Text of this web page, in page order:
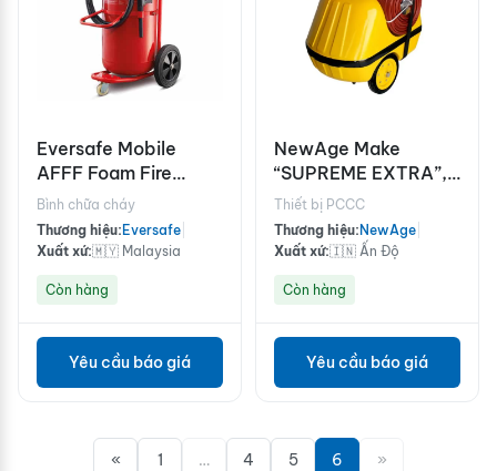
Eversafe Mobile
AFFF Foam Fire
Extinguishers
Bình chữa cháy
Thương hiệu: Eversafe
Xuất xứ:🇲🇾 Malaysia
Còn hàng
Yêu cầu báo giá
NewAge Make
“SUPREME EXTRA”,
brand fire hose with
couplings
Thiết bị PCCC
Thương hiệu: NewAge
Xuất xứ:🇮🇳 Ấn Độ
Còn hàng
Yêu cầu báo giá
« 1 … 4 5 6 »